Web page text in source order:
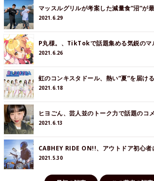
マッスルグリルが考案した減量食”沼”が
2021.6.29
P丸様。、TikTokで話題集める気鋭のマ
2021.6.26
虹のコンキスタドール、熱い“夏”を届け
2021.6.18
ヒヨごん、芸人並のトーク力で話題の
2021.6.13
CABHEY RIDE ON!!、アウトドア初心者
2021.5.30